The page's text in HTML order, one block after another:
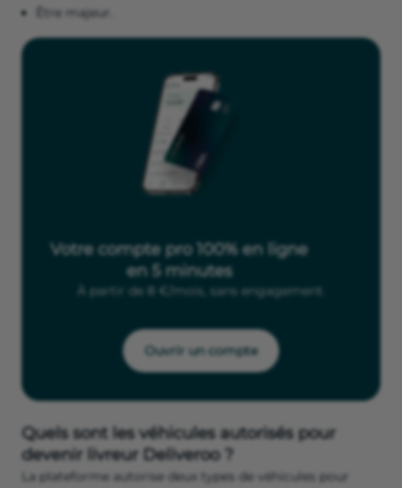
Être majeur.
Votre compte pro 100% en ligne
en 5 minutes
À partir de 8 €/mois, sans engagement.
Ouvrir un compte
Quels sont les véhicules autorisés pour
devenir livreur Deliveroo ?
La plateforme autorise deux types de véhicules pour